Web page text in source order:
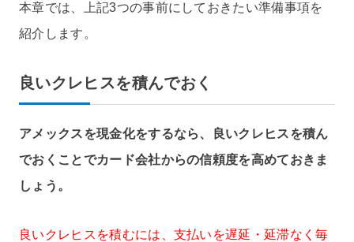
本章では、上記3つの事前にしておきたい準備事項を
紹介します。
良いクレヒスを積んでおく
アメックスを現金化をするなら、良いクレヒスを積ん
でおくことでカード会社からの信頼度を高めておきま
しょう。
良いクレヒスを積むには、支払いを遅延・延滞なく毎